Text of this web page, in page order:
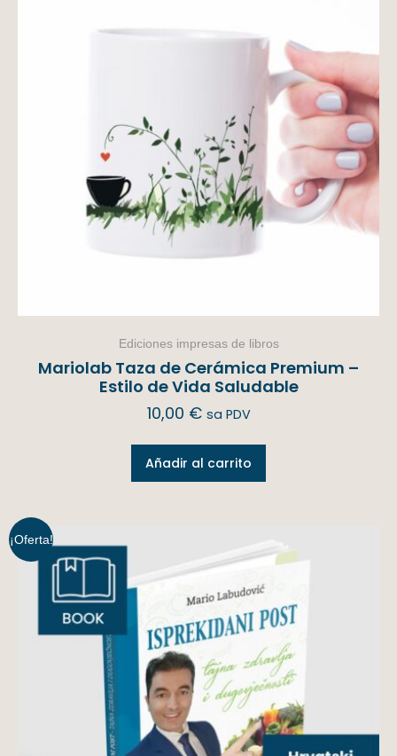
Ediciones impresas de libros
Mariolab Taza de Cerámica Premium –
Estilo de Vida Saludable
10,00 € sa PDV
Añadir al carrito
¡Oferta!